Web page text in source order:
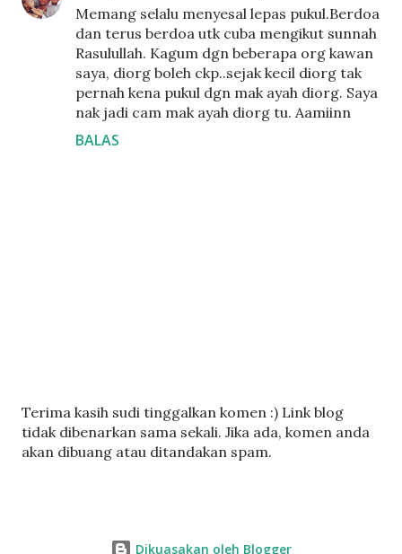
Memang selalu menyesal lepas pukul.Berdoa
dan terus berdoa utk cuba mengikut sunnah
Rasulullah. Kagum dgn beberapa org kawan
saya, diorg boleh ckp..sejak kecil diorg tak
pernah kena pukul dgn mak ayah diorg. Saya
nak jadi cam mak ayah diorg tu. Aamiinn
BALAS
C
a
t
Terima kasih sudi tinggalkan komen :) Link blog
tidak dibenarkan sama sekali. Jika ada, komen anda
akan dibuang atau ditandakan spam.
Dikuasakan oleh Blogger